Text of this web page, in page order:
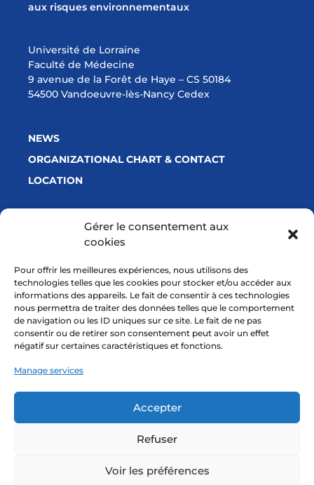
Gérer le consentement aux
cookies
Pour offrir les meilleures expériences, nous utilisons des
technologies telles que les cookies pour stocker et/ou accéder aux
informations des appareils. Le fait de consentir à ces technologies
nous permettra de traiter des données telles que le comportement
de navigation ou les ID uniques sur ce site. Le fait de ne pas
consentir ou de retirer son consentement peut avoir un effet
négatif sur certaines caractéristiques et fonctions.
Manage services
Accepter
Refuser
Voir les préférences
aux risques environnementaux
Université de Lorraine
Faculté de Médecine
9 avenue de la Forêt de Haye – CS 50184
54500 Vandoeuvre-lès-Nancy Cedex
NEWS
ORGANIZATIONAL CHART & CONTACT
LOCATION
With a financial support from
Legal notices